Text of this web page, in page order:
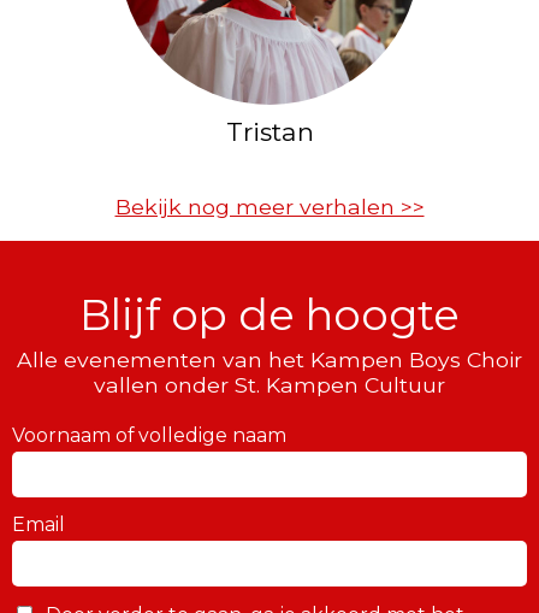
Tristan
Bekijk nog meer verhalen >>
Blijf op de hoogte
Alle evenementen van het Kampen Boys Choir
vallen onder St. Kampen Cultuur
Voornaam of volledige naam
Email